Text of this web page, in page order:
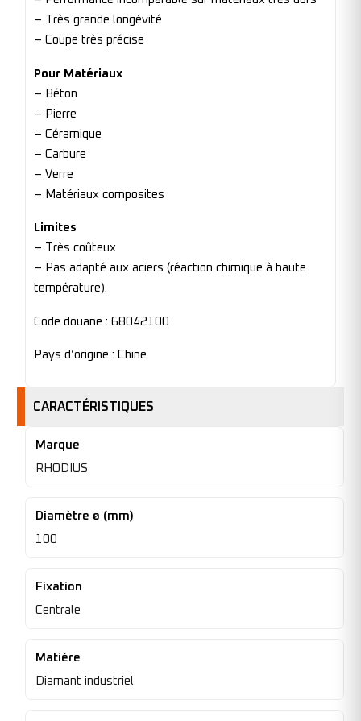
– Très grande longévité
– Coupe très précise
Pour Matériaux
– Béton
– Pierre
– Céramique
– Carbure
– Verre
– Matériaux composites
Limites
– Très coûteux
– Pas adapté aux aciers (réaction chimique à haute
température).
Code douane : 68042100
Pays d’origine : Chine
CARACTÉRISTIQUES
Marque
RHODIUS
Diamètre ø (mm)
100
Fixation
Centrale
Matière
Diamant industriel